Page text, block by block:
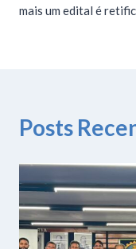
mais um edital é
Posts